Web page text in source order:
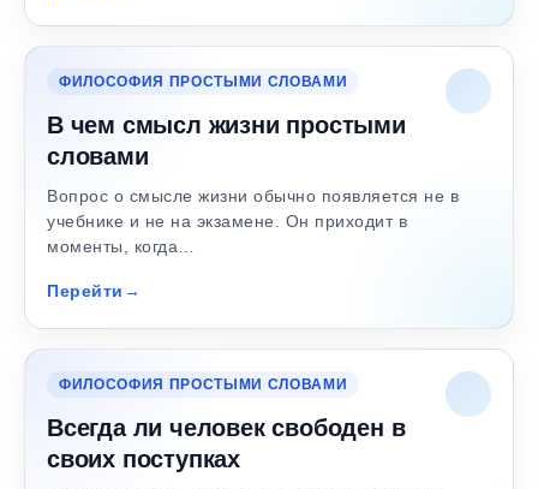
ФИЛОСОФИЯ ПРОСТЫМИ СЛОВАМИ
В чем смысл жизни простыми
словами
Вопрос о смысле жизни обычно появляется не в
учебнике и не на экзамене. Он приходит в
моменты, когда…
Перейти
ФИЛОСОФИЯ ПРОСТЫМИ СЛОВАМИ
Всегда ли человек свободен в
своих поступках